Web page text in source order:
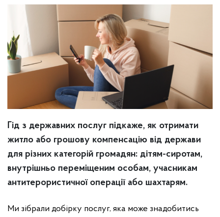
Гід з державних послуг підкаже, як отримати
житло або грошову компенсацію від держави
для різних категорій громадян: дітям-сиротам,
внутрішньо переміщеним особам, учасникам
антитерористичної операції або шахтарям.
Ми зібрали добірку послуг, яка може знадобитись